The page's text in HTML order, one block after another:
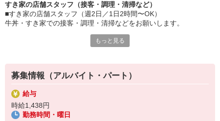
急な出費も安心♪
■社員登用あり
将来を考えている方は必見です。
なか卯、かつ庵、ココス、ジョリーパスタ、ビッグボーイ、華屋
ョーグループ！
その中のひとつ『すき家』でお仕事しませんか？
すき家の店舗スタッフ（接客・調理・清掃など）
■すき家の店舗スタッフ（週2日／1日2時間〜OK）
牛丼・すき家での接客・調理・清掃などをお願いします。
あなたの笑顔で！
すばやく提供！
他にも、食材の調整や金銭管理、新しく入社したクルーの研修など
様々なお仕事があります。
セルフオーダー、セルフ会計で、現金の受け渡しはほとんどありま
もっと見る
募集情報（アルバイト・パート）
給与
時給1,438円
勤務時間・曜日